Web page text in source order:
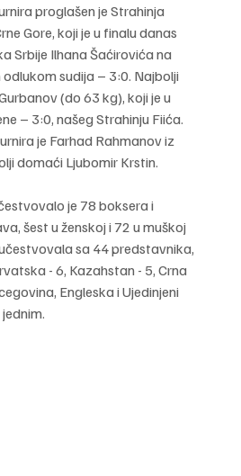
proglašen je Strahinja
Gore, koji je u finalu danas
Srbije Ilhana Šaćirovića na
sudija – 3:0. Najbolji
(do 63 kg), koji je u
– 3:0, našeg Strahinju Fiića.
je Farhad Rahmanov iz
domaći Ljubomir Krstin.
je 78 boksera i
šest u ženskoj i 72 u muškoj
sa 44 predstavnika,
- 6, Kazahstan - 5, Crna
Engleska i Ujedinjeni